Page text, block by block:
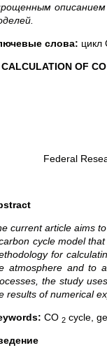
слова: цикл
CALCULATION OF CO
Federal
current article aims
cycle model
for
atmosphere and to
the study
results of numerical
CO 2 cycle,